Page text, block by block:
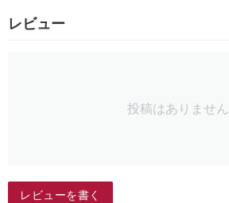
レビュー
投稿はありません
レビューを書く